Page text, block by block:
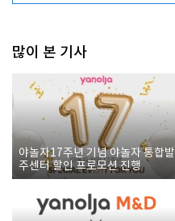
많이 본 기사
야놀자17주년 기념 야놀자 통합발
주센터 할인 프로모션 진행